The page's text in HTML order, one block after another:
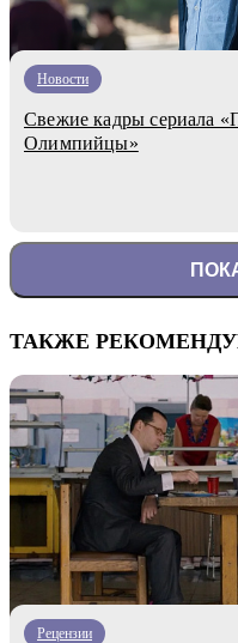
Новости
Свежие кадры сериала
Олимпийцы»
ТАКЖЕ
Рецензии